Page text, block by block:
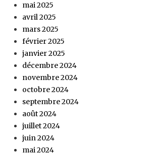
mai 2025
avril 2025
mars 2025
février 2025
janvier 2025
décembre 2024
novembre 2024
octobre 2024
septembre 2024
août 2024
juillet 2024
juin 2024
mai 2024